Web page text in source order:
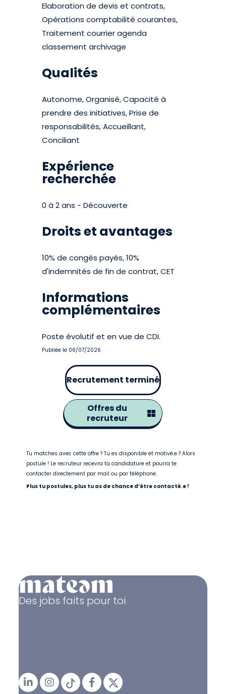
Elaboration de devis et contrats,
Opérations comptabilité courantes,
Traitement courrier agenda
classement archivage
Qualités
Autonome, Organisé, Capacité à
prendre des initiatives, Prise de
responsabilités, Accueillant,
Conciliant
Expérience
recherchée
0 à 2 ans - Découverte
Droits et avantages
10% de congés payés, 10%
d'indemnités de fin de contrat, CET
Informations
complémentaires
Poste évolutif et en vue de CDI.
Publiée le 06/07/2026
Recrutement terminé
Offres du
recruteur
Tu matches avec cette offre ? Tu es disponible et motivé.e ? Alors
postule ! Le recruteur recevra ta candidature et pourra te
contacter directement par mail ou par téléphone.
Plus tu postules, plus tu as de chance d’être contacté.e !
Des jobs faits pour toi